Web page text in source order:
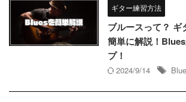
ギター練習方法
ブルースって？ ギ
簡単に解説！
プ！
2024/9/14